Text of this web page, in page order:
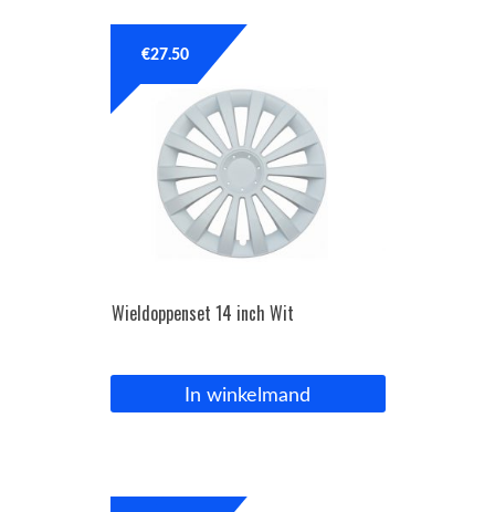
Wieldoppenset 14 inch Wit
€27.50
In winkelmand